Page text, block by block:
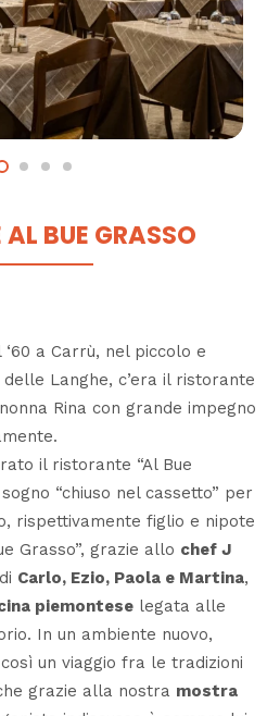
BUE GRASSO
a Carrù, nel piccolo e
Langhe, c’era il ristorante
Rina con grande impegno
il ristorante “Al Bue
“chiuso nel cassetto” per
rispettivamente figlio e nipote
Grasso”, grazie allo chef J
Carlo, Ezio, Paola e Martina,
piemontese legata alle
In un ambiente nuovo,
un viaggio fra le tradizioni
grazie alla nostra mostra